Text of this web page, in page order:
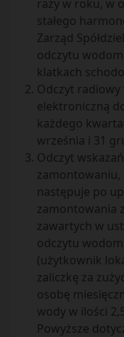
razy w roku, w
stałego
Zarząd
odczytu
klatkach
Odczyt radiowy
elektroniczną
każdego
września i 31
Odczyt
zamontowaniu,
następuje po
zamontowania
zawartych w
odczytu
(użytkownik
zaliczkę za
osobę
wody w ilości
Powyższe